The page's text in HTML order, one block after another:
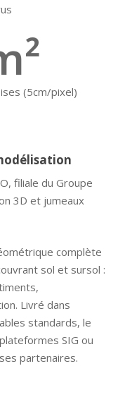
(5cm/pixel)
filiale du Groupe
3D et jumeaux
complète
sol et sursol :
Livré dans
standards, le
SIG ou
partenaires.